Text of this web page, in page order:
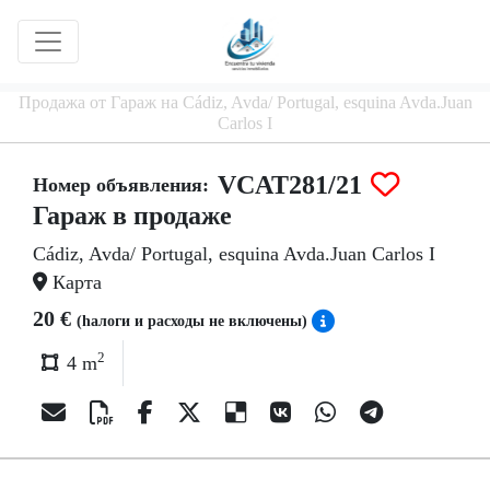
Продажа от Гараж на Cádiz, Avda/ Portugal, esquina Avda.Juan
Carlos I
Номер объявления: VCAT281/21
Гараж в продаже
Cádiz, Avda/ Portugal, esquina Avda.Juan Carlos I
Карта
20 € (hалоги и расходы не включены)
4 m2